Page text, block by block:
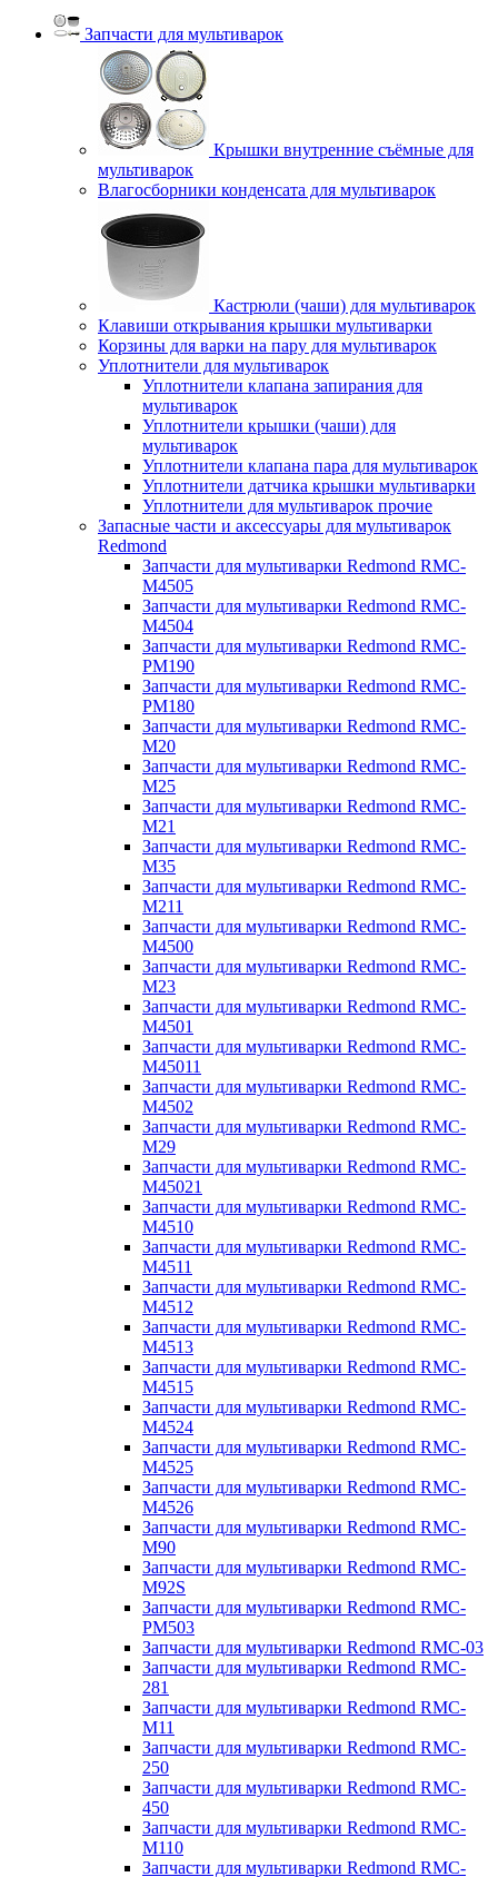
Запчасти для мультиварок
Крышки внутренние съёмные для
мультиварок
Влагосборники конденсата для мультиварок
Кастрюли (чаши) для мультиварок
Клавиши открывания крышки мультиварки
Корзины для варки на пару для мультиварок
Уплотнители для мультиварок
Уплотнители клапана запирания для
мультиварок
Уплотнители крышки (чаши) для
мультиварок
Уплотнители клапана пара для мультиварок
Уплотнители датчика крышки мультиварки
Уплотнители для мультиварок прочие
Запасные части и аксессуары для мультиварок
Redmond
Запчасти для мультиварки Redmond RMC-
M4505
Запчасти для мультиварки Redmond RMC-
M4504
Запчасти для мультиварки Redmond RMC-
PM190
Запчасти для мультиварки Redmond RMC-
PM180
Запчасти для мультиварки Redmond RMC-
M20
Запчасти для мультиварки Redmond RMC-
M25
Запчасти для мультиварки Redmond RMC-
M21
Запчасти для мультиварки Redmond RMC-
M35
Запчасти для мультиварки Redmond RMC-
M211
Запчасти для мультиварки Redmond RMC-
M4500
Запчасти для мультиварки Redmond RMC-
M23
Запчасти для мультиварки Redmond RMC-
M4501
Запчасти для мультиварки Redmond RMC-
M45011
Запчасти для мультиварки Redmond RMC-
M4502
Запчасти для мультиварки Redmond RMC-
M29
Запчасти для мультиварки Redmond RMC-
M45021
Запчасти для мультиварки Redmond RMC-
M4510
Запчасти для мультиварки Redmond RMC-
M4511
Запчасти для мультиварки Redmond RMC-
M4512
Запчасти для мультиварки Redmond RMC-
M4513
Запчасти для мультиварки Redmond RMC-
M4515
Запчасти для мультиварки Redmond RMC-
M4524
Запчасти для мультиварки Redmond RMC-
M4525
Запчасти для мультиварки Redmond RMC-
M4526
Запчасти для мультиварки Redmond RMC-
M90
Запчасти для мультиварки Redmond RMC-
M92S
Запчасти для мультиварки Redmond RMC-
PM503
Запчасти для мультиварки Redmond RMC-03
Запчасти для мультиварки Redmond RMC-
281
Запчасти для мультиварки Redmond RMC-
M11
Запчасти для мультиварки Redmond RMC-
250
Запчасти для мультиварки Redmond RMC-
450
Запчасти для мультиварки Redmond RMC-
M110
Запчасти для мультиварки Redmond RMC-